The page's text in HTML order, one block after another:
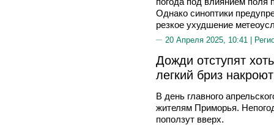
Однако синоптики
резкое ухудшение
20 Апреля 2025, 10:41 |
Дожди отступят
легкий бриз
В день главного
жителям Приморья.
поползут вверх.